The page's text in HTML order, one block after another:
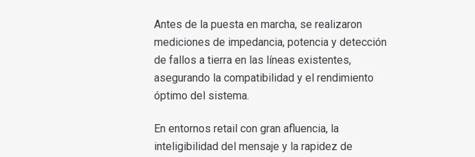
Antes de la puesta en marcha, se realizaron
mediciones de impedancia, potencia y detección
de fallos a tierra en las líneas existentes,
asegurando la compatibilidad y el rendimiento
óptimo del sistema.
En entornos retail con gran afluencia, la
inteligibilidad del mensaje y la rapidez de